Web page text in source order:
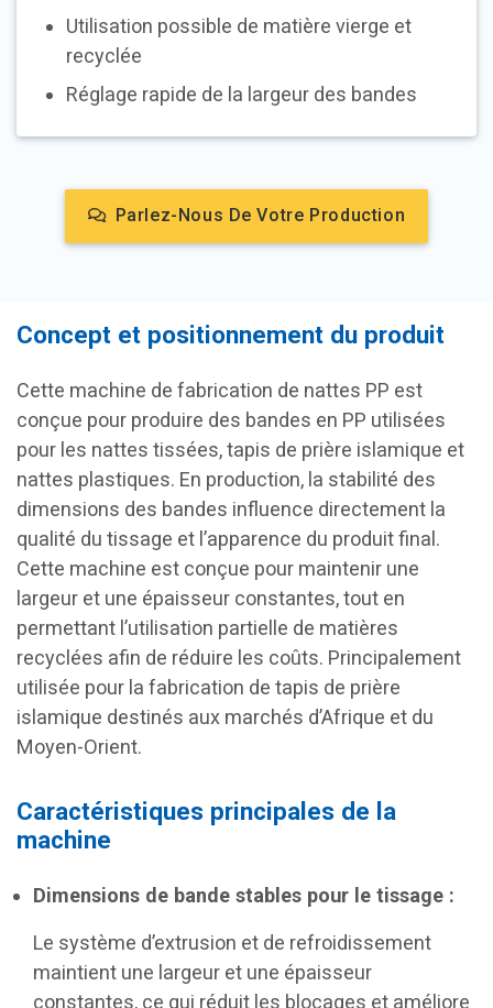
Utilisation possible de matière vierge et
recyclée
Réglage rapide de la largeur des bandes
Parlez-Nous De Votre Production
Concept et positionnement du produit
Cette machine de fabrication de nattes PP est
conçue pour produire des bandes en PP utilisées
pour les nattes tissées, tapis de prière islamique et
nattes plastiques. En production, la stabilité des
dimensions des bandes influence directement la
qualité du tissage et l’apparence du produit final.
Cette machine est conçue pour maintenir une
largeur et une épaisseur constantes, tout en
permettant l’utilisation partielle de matières
recyclées afin de réduire les coûts. Principalement
utilisée pour la fabrication de tapis de prière
islamique destinés aux marchés d’Afrique et du
Moyen-Orient.
Caractéristiques principales de la
machine
Dimensions de bande stables pour le tissage :
Le système d’extrusion et de refroidissement
maintient une largeur et une épaisseur
constantes, ce qui réduit les blocages et améliore